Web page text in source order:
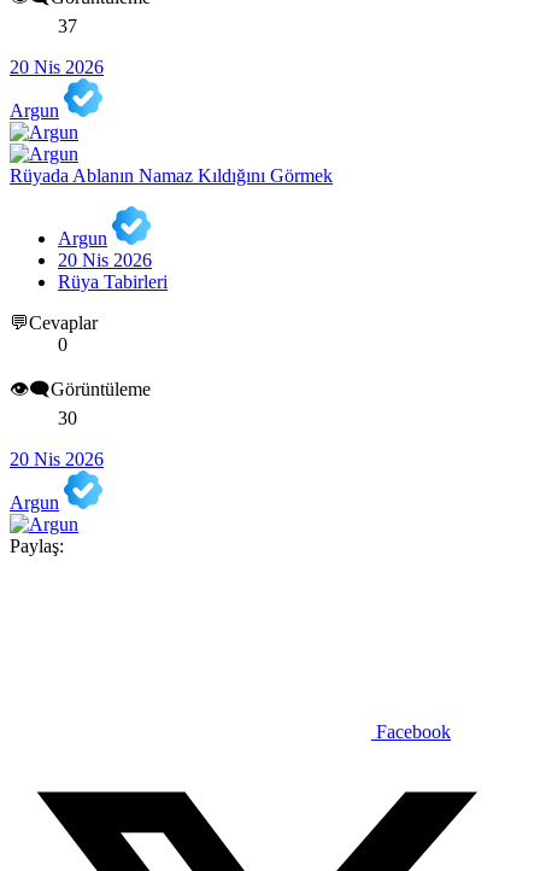
37
20 Nis 2026
Argun
Rüyada Ablanın Namaz Kıldığını Görmek
Argun
20 Nis 2026
Rüya Tabirleri
💬Cevaplar
0
👁️‍🗨️Görüntüleme
30
20 Nis 2026
Argun
Paylaş:
Facebook